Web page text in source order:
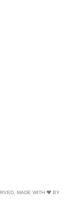
MADE WITH ❤ BY